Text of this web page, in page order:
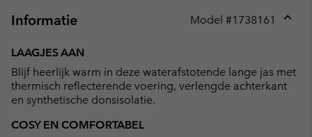
Informatie Model #1738161
LAAGJES AAN
Blijf heerlijk warm in deze waterafstotende lange jas met
thermisch reflecterende voering, verlengde achterkant
en synthetische donsisolatie.
COSY EN COMFORTABEL